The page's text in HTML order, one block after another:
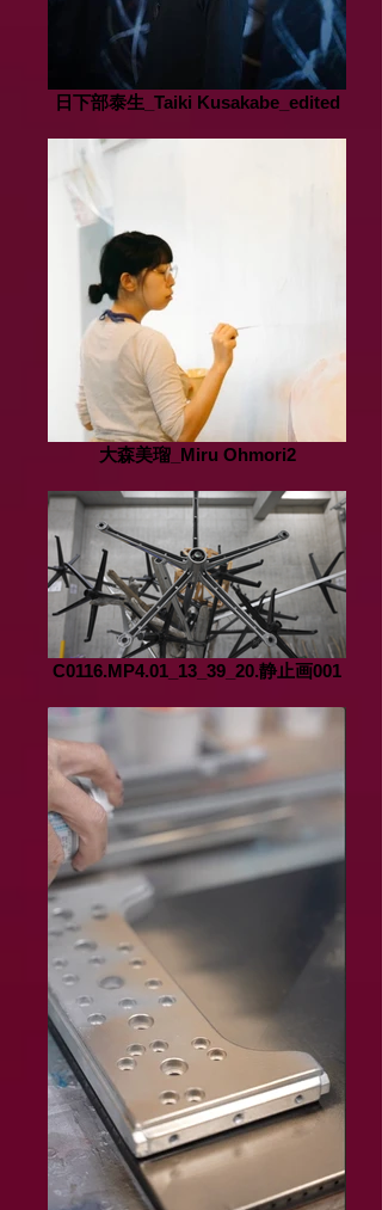
日下部泰生_Taiki Kusakabe_edited
大森美瑠_Miru Ohmori2
C0116.MP4.01_13_39_20.静止画001